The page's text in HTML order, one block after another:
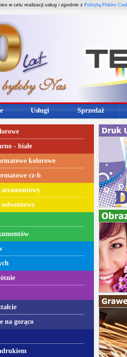
w celu realizacji usług i zgodnie z Polityką Plików
Usługi Sprzedaż
- białe
kolorowe
cz-b
na gorąco